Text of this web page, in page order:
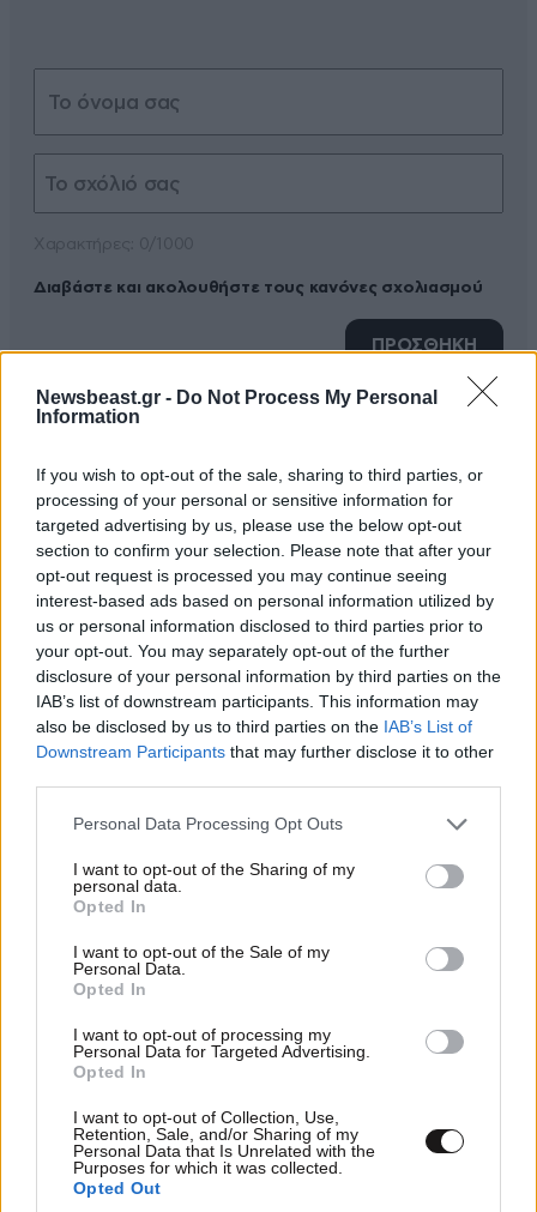
Newsbeast.gr - Do Not Process My Personal
Information
If you wish to opt-out of the sale, sharing to third parties, or
processing of your personal or sensitive information for
targeted advertising by us, please use the below opt-out
section to confirm your selection. Please note that after your
opt-out request is processed you may continue seeing
interest-based ads based on personal information utilized by
us or personal information disclosed to third parties prior to
your opt-out. You may separately opt-out of the further
disclosure of your personal information by third parties on the
IAB’s list of downstream participants. This information may
also be disclosed by us to third parties on the IAB’s List of
Downstream Participants that may further disclose it to other
Please note that this website/app uses one or more Google
not limited to your visit or usage behaviour. You may click to
grant or deny consent to Google and its third-party tags to
use your data for below specified purposes in below Google
consent section.
Personal Data Processing Opt Outs
I want to opt-out of the Sharing of my
personal data.
Opted In
I want to opt-out of the Sale of my
Personal Data.
Opted In
I want to opt-out of processing my
Personal Data for Targeted Advertising.
Opted In
I want to opt-out of Collection, Use,
Retention, Sale, and/or Sharing of my
Personal Data that Is Unrelated with the
Purposes for which it was collected.
Opted Out
Διαβάστε και ακολουθήστε τους κανόνες σχολιασμού
ΠΡΟΣΘΗΚΗ
giannis alex 26·02·2014 16:41
Έξαρση της φυματίωσης έχουμε στην Ελλάδα. Ένα
ακόμα "καλό" που προσφέρει η ανεξέλεγκτη
λαθρομετνάστευση στην Ελλάδα.
Απαντήστε 5
Ολυμπιακάρααααααααααααααααααααααααααααααααα
αααααααααααααααααααααααααααααα